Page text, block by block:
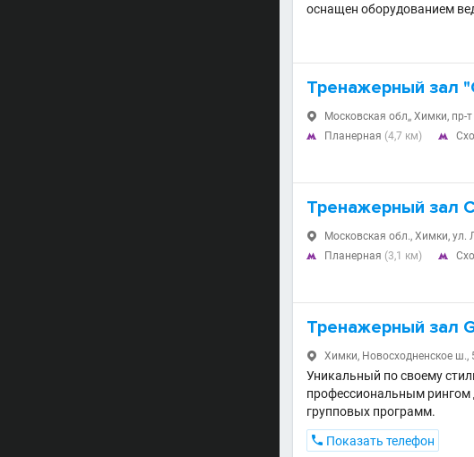
оснащен оборудованием
Тренажерный зал
 Московская обл,, Химки, пр-
 Планерная (4,7 км) 
Тренажерный зал
 Московская обл., Химки, ул.
 Планерная (3,1 км) 
Тренажерный зал
 Химки, Новосходненское ш.,
Уникальный по своему
профессиональным рингом
групповых программ.
 Показать телефон